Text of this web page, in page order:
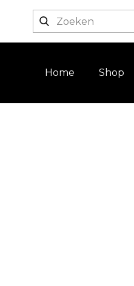
Login / registratie
Home Shop